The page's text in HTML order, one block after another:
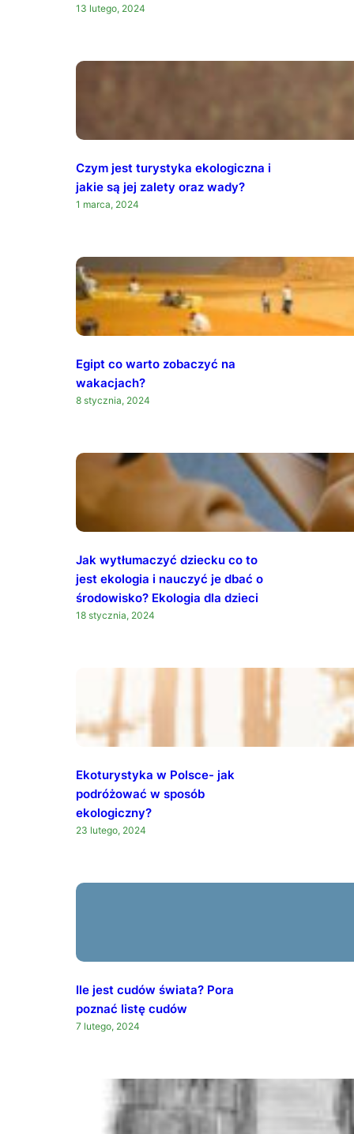
13 lutego, 2024
Czym jest turystyka ekologiczna i
jakie są jej zalety oraz wady?
1 marca, 2024
Egipt co warto zobaczyć na
wakacjach?
8 stycznia, 2024
Jak wytłumaczyć dziecku co to
jest ekologia i nauczyć je dbać o
środowisko? Ekologia dla dzieci
18 stycznia, 2024
Ekoturystyka w Polsce- jak
podróżować w sposób
ekologiczny?
23 lutego, 2024
Ile jest cudów świata? Pora
poznać listę cudów
7 lutego, 2024